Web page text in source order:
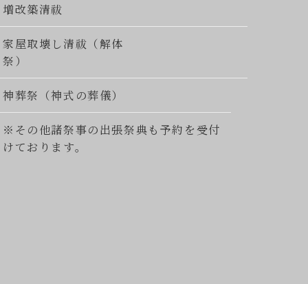
増改築清祓
家屋取壊し清祓（解体
祭）
神葬祭（神式の葬儀）
※その他諸祭事の出張祭典も予約を受付
けております。